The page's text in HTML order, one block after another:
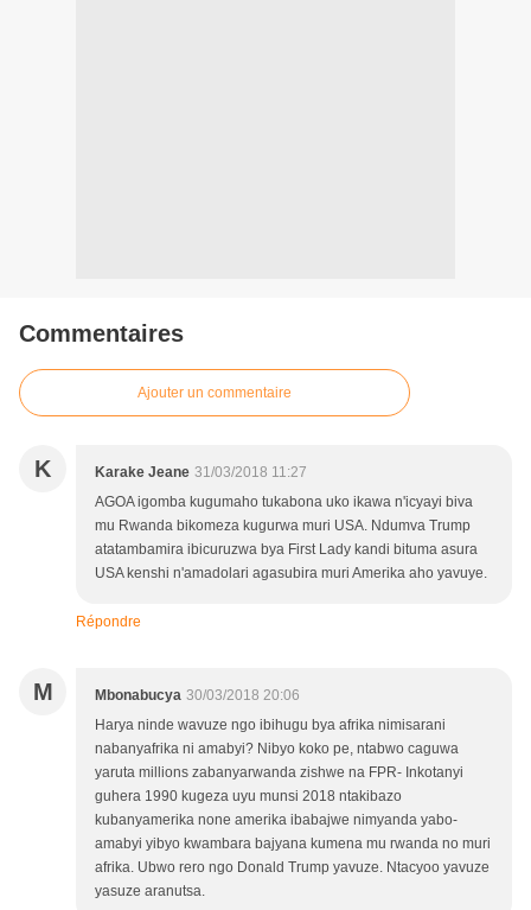
Commentaires
Ajouter un commentaire
K Karake Jeane 31/03/2018 11:27
AGOA igomba kugumaho tukabona uko ikawa n'icyayi biva
mu Rwanda bikomeza kugurwa muri USA. Ndumva Trump
atatambamira ibicuruzwa bya First Lady kandi bituma asura
USA kenshi n'amadolari agasubira muri Amerika aho yavuye.
Répondre
M Mbonabucya 30/03/2018 20:06
Harya ninde wavuze ngo ibihugu bya afrika nimisarani
nabanyafrika ni amabyi? Nibyo koko pe, ntabwo caguwa
yaruta millions zabanyarwanda zishwe na FPR- Inkotanyi
guhera 1990 kugeza uyu munsi 2018 ntakibazo
kubanyamerika none amerika ibabajwe nimyanda yabo-
amabyi yibyo kwambara bajyana kumena mu rwanda no muri
afrika. Ubwo rero ngo Donald Trump yavuze. Ntacyoo yavuze
yasuze aranutsa.